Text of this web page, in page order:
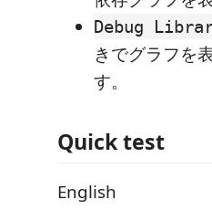
Debug
きでグラフを
す。
Quick test
English